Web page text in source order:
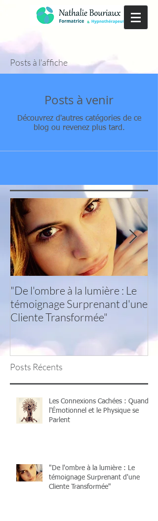
Posts à l'affiche
Posts à venir
Découvrez d'autres catégories de ce
blog ou revenez plus tard.
"De l'ombre à la lumière : Le
témoignage Surprenant d'une
Cliente Transformée"
Posts Récents
Les Connexions Cachées : Quand
l'Émotionnel et le Physique se
Parlent
"De l'ombre à la lumière : Le
témoignage Surprenant d'une
Cliente Transformée"